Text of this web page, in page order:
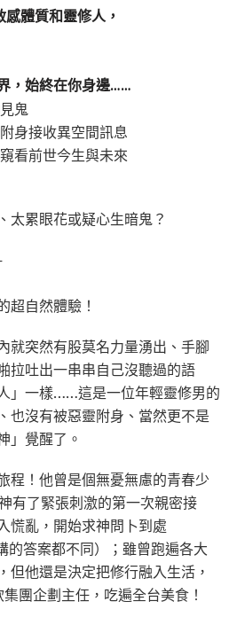
體質和靈修人，
，始終在你身邊……
異空間訊息
前世今生與未來
太累眼花或疑心生暗鬼？
超自然體驗！
就突然有股莫名力量湧出、手腳
拉吐出一串串自己沒聽過的語
」一樣……這是一位年輕靈修男的
也沒有被惡靈附身、當然更不是
」覺醒了。
程！他曾是個無憂無慮的青春少
有了緊張刺激的第一次親密接
慌亂，開始求神問卜到處
的答案都不同）；雖曾跑遍各大
但他還是決定把修行融入生活，
團企劃主任，吃遍全台美食！